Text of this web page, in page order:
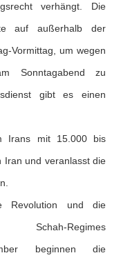
verhängt. Die
auf außerhalb der
Vormittag, um wegen
Sonntagabend zu
gibt es einen
Irans mit 15.000 bis
Iran und veranlasst die
Revolution und die
Regimes
beginnen die